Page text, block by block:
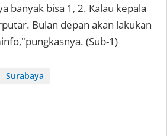
banyak bisa 1, 2. Kalau kepala
Bulan depan akan lakukan
(Sub-1)
Surabaya